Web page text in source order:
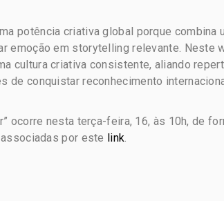
potência criativa global porque combina
emoção em storytelling relevante. Neste
cultura criativa consistente, aliando
de conquistar reconhecimento
ocorre nesta terça-feira, 16, às 10h, de
por este link